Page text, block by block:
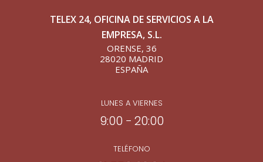
TELEX 24, OFICINA DE SERVICIOS A LA
EMPRESA, S.L.
ORENSE, 36
28020 MADRID
ESPAÑA
LUNES A VIERNES
9:00 − 20:00
TELÉFONO